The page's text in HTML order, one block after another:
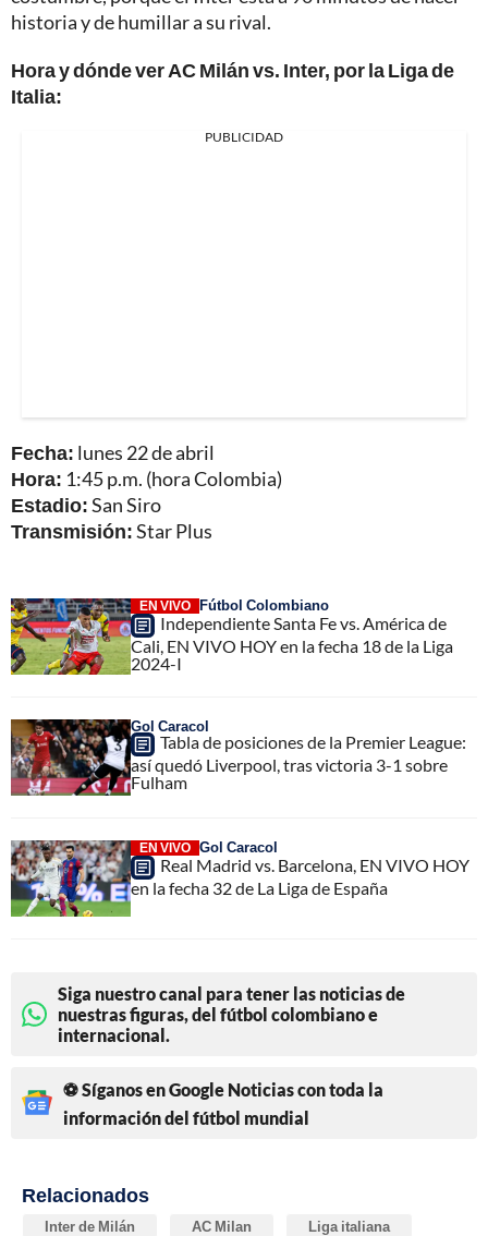
historia y de humillar a su rival.
Hora y dónde ver AC Milán vs. Inter, por la Liga de
Italia:
PUBLICIDAD
Fecha: lunes 22 de abril
Hora: 1:45 p.m. (hora Colombia)
Estadio:San Siro
Transmisión:Star Plus
EN VIVO Fútbol Colombiano
Independiente Santa Fe vs. América de
Cali, EN VIVO HOY en la fecha 18 de la Liga
2024-I
Gol Caracol
Tabla de posiciones de la Premier League:
así quedó Liverpool, tras victoria 3-1 sobre
Fulham
EN VIVO Gol Caracol
Real Madrid vs. Barcelona, EN VIVO HOY
en la fecha 32 de La Liga de España
Siga nuestro canal para tener las noticias de
nuestras figuras, del fútbol colombiano e
internacional.
⚽ Síganos en Google Noticias con toda la
información del fútbol mundial
Relacionados
Inter de Milán AC Milan Liga italiana